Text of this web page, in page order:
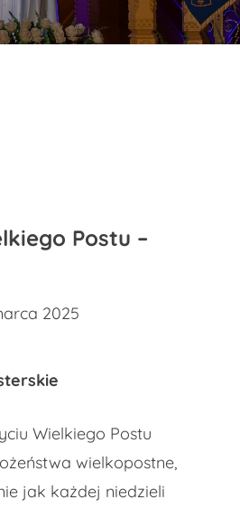
Postu –
2025
Wielkiego Postu
wielkopostne,
jak każdej niedzieli